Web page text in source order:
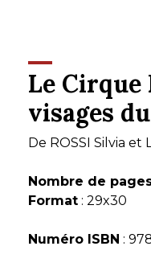
Le Cirque
visages
De ROSSI Silvia et
Nombre de
Format : 29x30
Numéro ISBN :